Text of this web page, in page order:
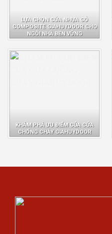
LỰA CHỌN CỬA NHỰA GỖ
COMPOSITE GIAHUYDOOR CHO
NGÔI NHÀ BỀN VỮNG
KHÁM PHÁ ƯU ĐIỂM CỦA CỬA
CHỐNG CHÁY GIAHUYDOOR